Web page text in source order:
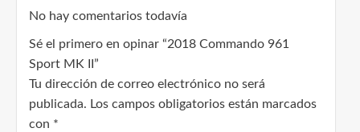
No hay comentarios todavía
Sé el primero en opinar “2018 Commando 961
Sport MK II”
Tu dirección de correo electrónico no será
publicada. Los campos obligatorios están marcados
con *